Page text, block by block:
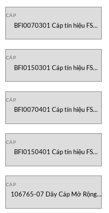
CÁP
BFI0070301 Cáp tín hiệu FS
CÁP
BFI0150301 Cáp tín hiệu FS
CÁP
BFI0070401 Cáp tín hiệu FS
CÁP
BFI0150401 Cáp tín hiệu FS
CÁP
106765-07 Dây Cáp Mở Rộng